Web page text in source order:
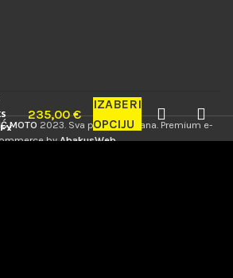
MOTO 2023. Sva prava zadržana. Premium e-
byAbakusWeb.
235,00€
IZABERI
OPCIJU